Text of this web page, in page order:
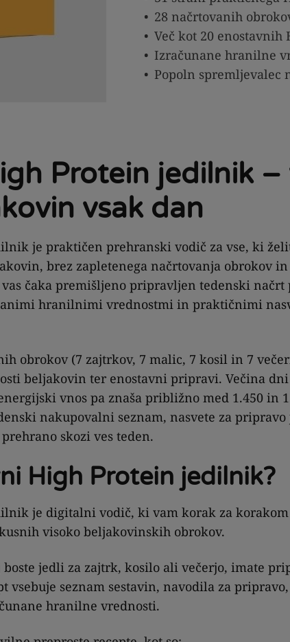
28 načrtovanih
Več kot 20 enostavnih
Izračunane hranilne
Popoln spremljevalec
Protein jedilnik –
vsak dan
je praktičen prehranski vodič za vse, ki
brez zapletenega načrtovanja obrokov
čaka premišljeno pripravljen tedenski načrt
hranilnimi vrednostmi in praktičnimi
obrokov (7 zajtrkov, 7 malic, 7 kosil in 7
beljakovin ter enostavni pripravi. Večina
vnos pa znaša približno med 1.450 in
nakupovalni seznam, nasvete za
skozi ves teden.
High Protein jedilnik?
je digitalni vodič, ki vam korak za korakom
visoko beljakovinskih obrokov.
jedli za zajtrk, kosilo ali večerjo, imate
vsebuje seznam sestavin, navodila za
hranilne vrednosti.